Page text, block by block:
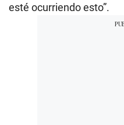
esté ocurriendo esto”.